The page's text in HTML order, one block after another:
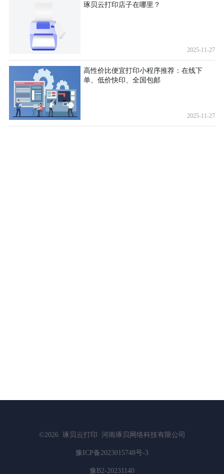
琢贝云打印店子在哪里？
2025-11-27
高性价比便宜打印小程序推荐：在线下
单、低价快印、全国包邮
2025-11-27
©2026 琢贝云打印 河南琢贝网络科技有限公司
豫ICP备2023015748号-3
豫B2-20231140